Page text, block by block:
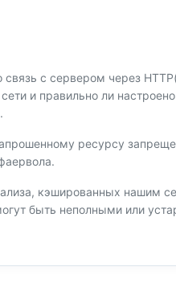
связь с сервером через
и правильно ли
ресурсу
кэшированных нашим
быть неполными или